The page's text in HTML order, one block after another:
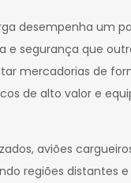
desempenha um
e segurança que
mercadorias de
de alto valor e
aviões
regiões distantes